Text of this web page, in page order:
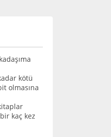
kötü
olmasına
kaç kez